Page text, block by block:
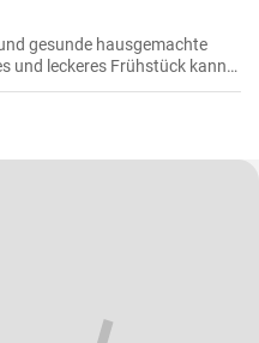
gesunde hausgemachte
und leckeres Frühstück kann